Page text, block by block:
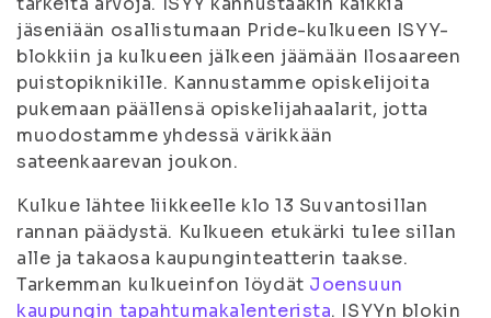
jäseniään osallistumaan Pride-kulkueen ISYY-
blokkiin ja kulkueen jälkeen jäämään Ilosaareen
puistopiknikille. Kannustamme opiskelijoita
pukemaan päällensä opiskelijahaalarit, jotta
muodostamme yhdessä värikkään
sateenkaarevan joukon.
Kulkue lähtee liikkeelle klo 13 Suvantosillan
rannan päädystä. Kulkueen etukärki tulee sillan
alle ja takaosa kaupunginteatterin taakse.
Tarkemman kulkueinfon löydät Joensuun
kaupungin tapahtumakalenterista. ISYYn blokin